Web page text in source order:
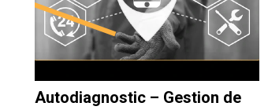
Autodiagnostic – Gestion de